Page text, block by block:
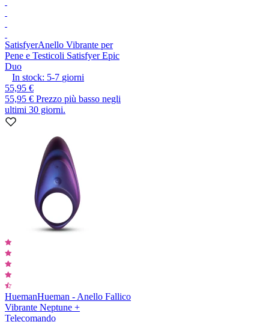
SatisfyerAnello Vibrante per
Pene e Testicoli Satisfyer Epic
Duo
In stock: 5-7 giorni
55,95 €
55,95 € Prezzo più basso negli
ultimi 30 giorni.
HuemanHueman - Anello Fallico
Vibrante Neptune +
Telecomando